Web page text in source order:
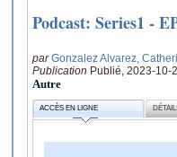
Podcast: Series1 -
parGonzalez Alvarez,
Publication Publié, 2023-10-
Autre
ACCÈS EN LIGNE